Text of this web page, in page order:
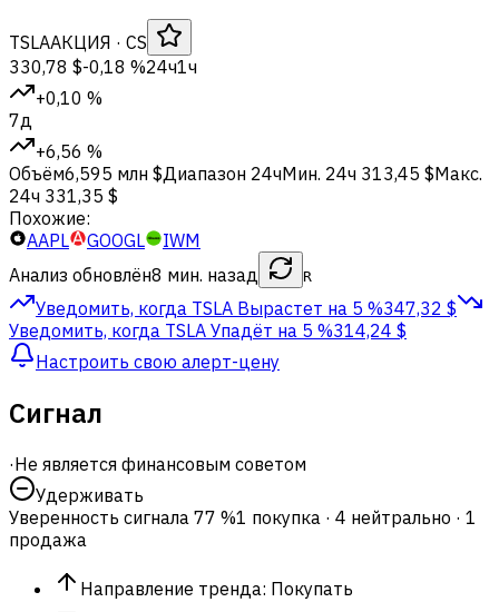
TSLAАКЦИЯ · CS
330,78 $-0,18 %24ч1ч
+0,10 %
7д
+6,56 %
Объём6,595 млн $Диапазон 24чМин. 24ч 313,45 $Макс.
24ч 331,35 $
Похожие:
AAPL
GOOGL
IWM
Анализ обновлён8 мин. назад R
Уведомить, когда TSLA Вырастет на 5 %347,32 $
Уведомить, когда TSLA Упадёт на 5 %314,24 $
Настроить свою алерт-цену
Сигнал
·Не является финансовым советом
Удерживать
Уверенность сигнала 77 %1 покупка · 4 нейтрально · 1
продажа
Направление тренда: Покупать